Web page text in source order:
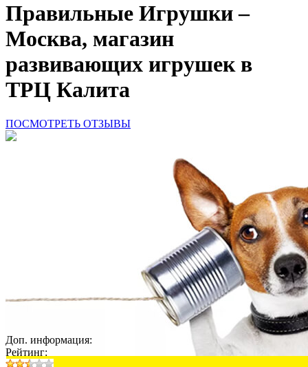
Правильные Игрушки –
Москва, магазин
развивающих игрушек в
ТРЦ Калита
ПОСМОТРЕТЬ ОТЗЫВЫ
Доп. информация:
Рейтинг: